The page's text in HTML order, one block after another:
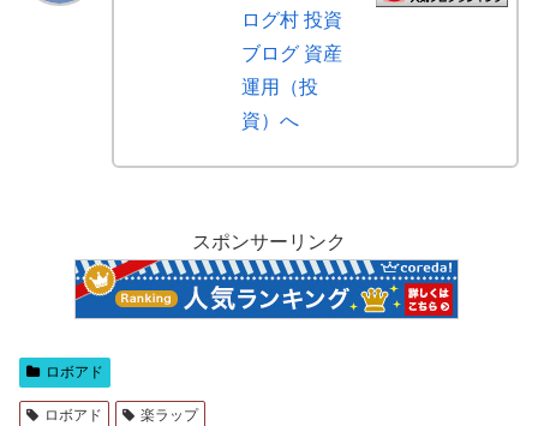
スポンサーリンク
ロボアド
ロボアド 楽ラップ